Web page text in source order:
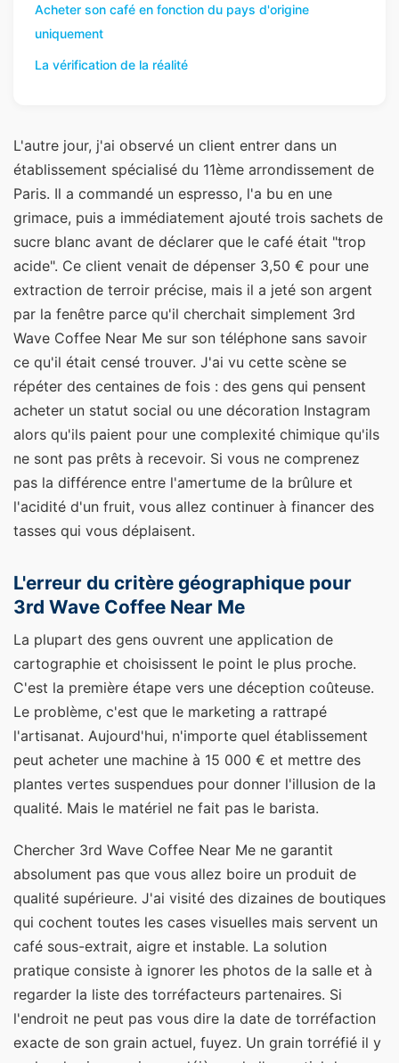
Acheter son café en fonction du pays d'origine
uniquement
La vérification de la réalité
L'autre jour, j'ai observé un client entrer dans un
établissement spécialisé du 11ème arrondissement de
Paris. Il a commandé un espresso, l'a bu en une
grimace, puis a immédiatement ajouté trois sachets de
sucre blanc avant de déclarer que le café était "trop
acide". Ce client venait de dépenser 3,50 € pour une
extraction de terroir précise, mais il a jeté son argent
par la fenêtre parce qu'il cherchait simplement 3rd
Wave Coffee Near Me sur son téléphone sans savoir
ce qu'il était censé trouver. J'ai vu cette scène se
répéter des centaines de fois : des gens qui pensent
acheter un statut social ou une décoration Instagram
alors qu'ils paient pour une complexité chimique qu'ils
ne sont pas prêts à recevoir. Si vous ne comprenez
pas la différence entre l'amertume de la brûlure et
l'acidité d'un fruit, vous allez continuer à financer des
tasses qui vous déplaisent.
L'erreur du critère géographique pour
3rd Wave Coffee Near Me
La plupart des gens ouvrent une application de
cartographie et choisissent le point le plus proche.
C'est la première étape vers une déception coûteuse.
Le problème, c'est que le marketing a rattrapé
l'artisanat. Aujourd'hui, n'importe quel établissement
peut acheter une machine à 15 000 € et mettre des
plantes vertes suspendues pour donner l'illusion de la
qualité. Mais le matériel ne fait pas le barista.
Chercher 3rd Wave Coffee Near Me ne garantit
absolument pas que vous allez boire un produit de
qualité supérieure. J'ai visité des dizaines de boutiques
qui cochent toutes les cases visuelles mais servent un
café sous-extrait, aigre et instable. La solution
pratique consiste à ignorer les photos de la salle et à
regarder la liste des torréfacteurs partenaires. Si
l'endroit ne peut pas vous dire la date de torréfaction
exacte de son grain actuel, fuyez. Un grain torréfié il y